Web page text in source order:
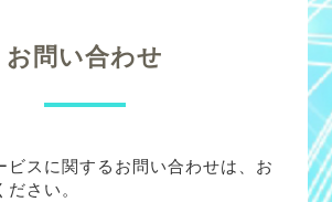
お問い合わせ
ビスに関するお問い合わせは、お
さい。